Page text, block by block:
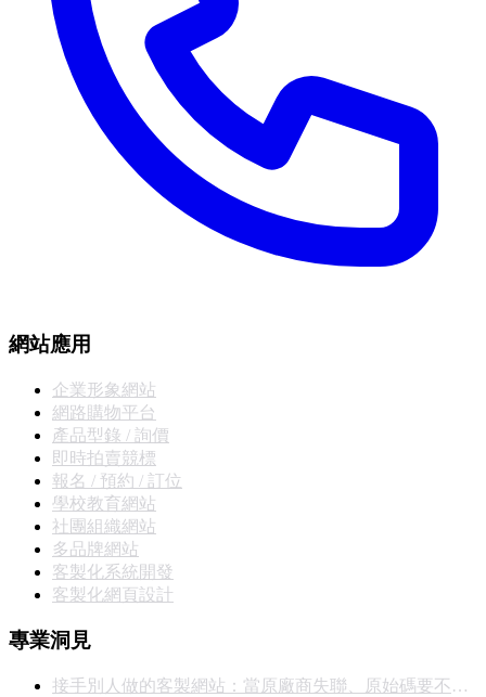
網站應用
企業形象網站
網路購物平台
產品型錄 / 詢價
即時拍賣競標
報名 / 預約 / 訂位
學校教育網站
社團組織網站
多品牌網站
客製化系統開發
客製化網頁設計
專業洞見
接手別人做的客製網站：當原廠商失聯、原始碼要不回來，你能怎麼辦